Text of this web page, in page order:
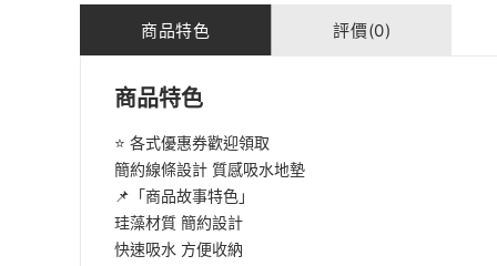
商品特色 評價(0)
商品特色
⭐️ 各式優惠券歡迎領取
簡約線條設計 質感吸水地墊
📌「商品故事特色」
珪藻材質 簡約設計
快速吸水 方便收納